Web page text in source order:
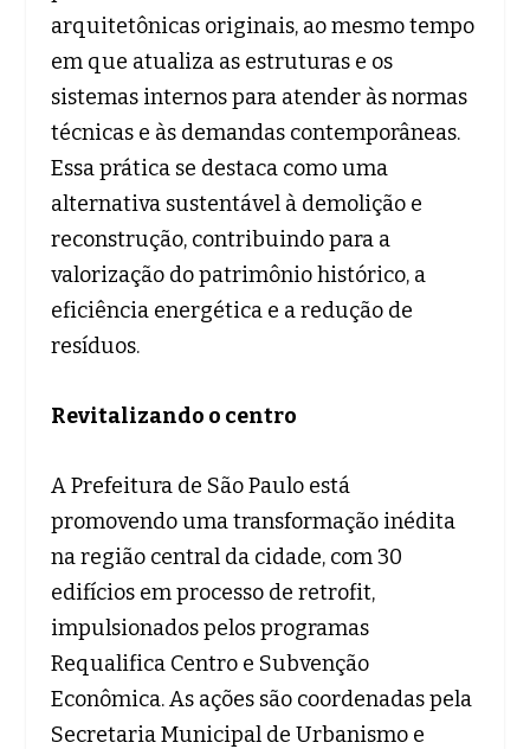
arquitetônicas originais, ao mesmo tempo
em que atualiza as estruturas e os
sistemas internos para atender às normas
técnicas e às demandas contemporâneas.
Essa prática se destaca como uma
alternativa sustentável à demolição e
reconstrução, contribuindo para a
valorização do patrimônio histórico, a
eficiência energética e a redução de
resíduos.
Revitalizando o centro
A Prefeitura de São Paulo está
promovendo uma transformação inédita
na região central da cidade, com 30
edifícios em processo de retrofit,
impulsionados pelos programas
Requalifica Centro e Subvenção
Econômica. As ações são coordenadas pela
Secretaria Municipal de Urbanismo e